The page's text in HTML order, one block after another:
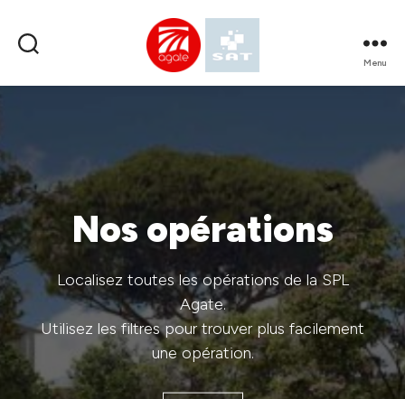
SPL
Menu
Nos opérations
Localisez toutes les opérations de la SPL
Agate.
Utilisez les filtres pour trouver plus facilement
une opération.